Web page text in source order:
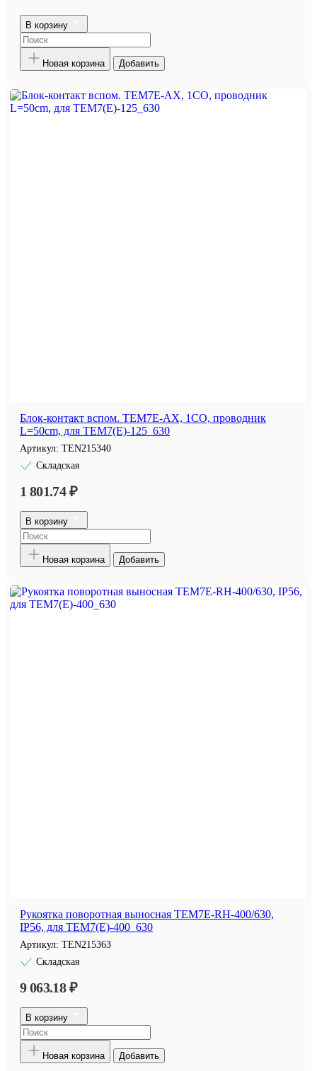
В корзину
Новая корзина Добавить
Блок-контакт вспом. TEM7E-AX, 1CO, проводник
L=50cm, для TEM7(E)-125_630
Артикул: TEN215340
Складская
1 801.74 ₽
В корзину
Новая корзина Добавить
Рукоятка поворотная выносная TEM7E-RH-400/630,
IP56, для TEM7(E)-400_630
Артикул: TEN215363
Складская
9 063.18 ₽
В корзину
Новая корзина Добавить